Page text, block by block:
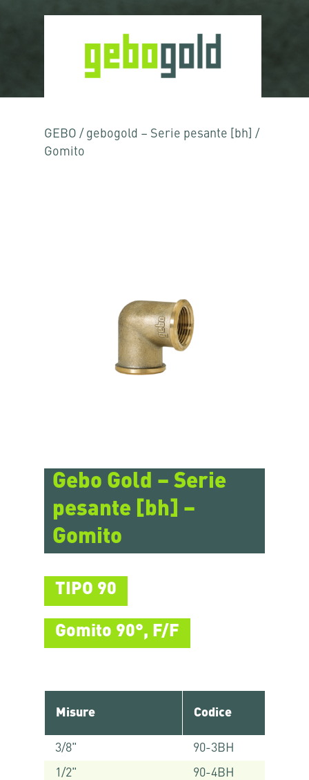
GEBO / gebogold – Serie pesante [bh]
/
Gomito
Gebo Gold – Serie
pesante [bh] –
Gomito
TIPO 90
Gomito 90°, F/F
Misure Codice
3/8"
90-3BH
1/2"
90-4BH